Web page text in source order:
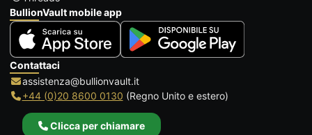
BullionVault mobile app
Contattaci
assistenza@bullionvault.it
+44 (0)20 8600 0130 (Regno Unito e estero)
Clicca per chiamare